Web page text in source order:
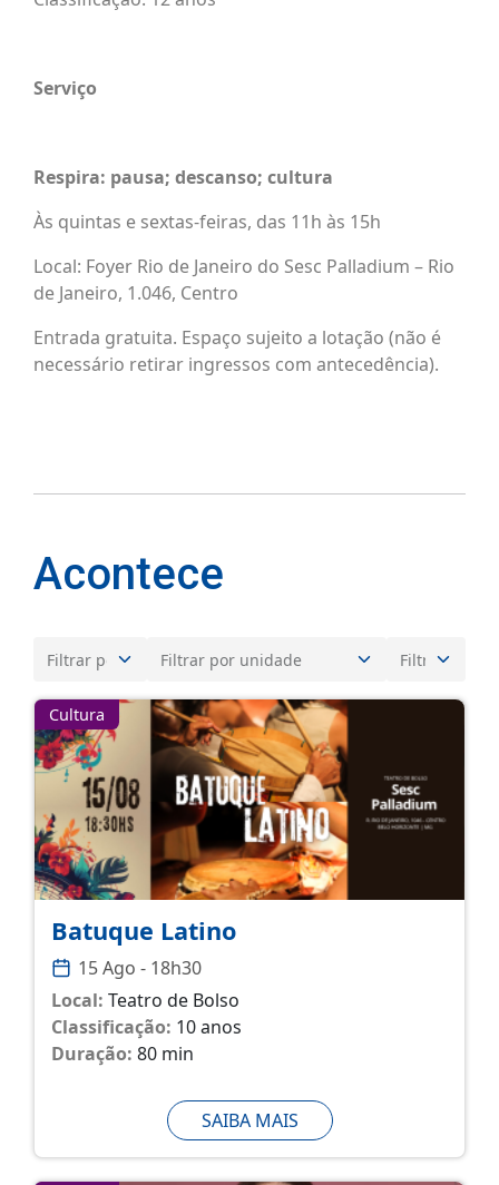
Serviço
Respira: pausa; descanso; cultura
Às quintas e sextas-feiras, das 11h às 15h
Local: Foyer Rio de Janeiro do Sesc Palladium – Rio
de Janeiro, 1.046, Centro
Entrada gratuita. Espaço sujeito a lotação (não é
necessário retirar ingressos com antecedência).
Acontece
Cultura
Batuque Latino
15 Ago - 18h30
Local: Teatro de Bolso
Classificação: 10 anos
Duração: 80 min
SAIBA MAIS